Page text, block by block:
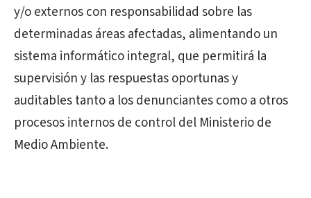
y/o externos con responsabilidad sobre las
determinadas áreas afectadas, alimentando un
sistema informático integral, que permitirá la
supervisión y las respuestas oportunas y
auditables tanto a los denunciantes como a otros
procesos internos de control del Ministerio de
Medio Ambiente.